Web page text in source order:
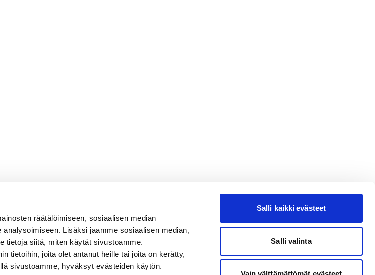
räätälöimiseen, sosiaalisen median
Lisäksi jaamme sosiaalisen median,
tietoja siitä, miten käytät sivustoamme.
tietoihin, joita olet antanut heille tai joita on kerätty,
sivustoamme, hyväksyt evästeiden käytön.
Salli kaikki evästeet
Salli valinta